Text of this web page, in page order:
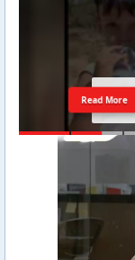
Read More